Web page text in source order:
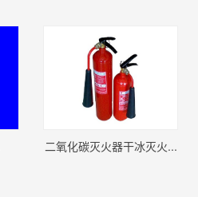
二氧化碳灭火器干冰灭火...